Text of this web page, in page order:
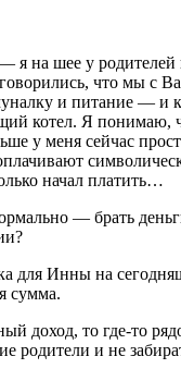
на шее у родителей
что мы с
и питание — и
котел. Я понимаю,
у меня сейчас
начал платить…
— брать
для Инны на
сумма.
доход, то где-то
родители и не